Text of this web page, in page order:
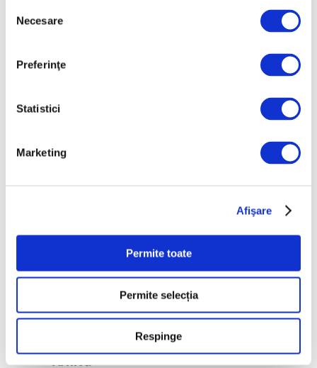
consimțământului
Necesare
Preferinţe
Statistici
Marketing
Afişare
Permite toate
Permite selecția
Respinge
Arhivă